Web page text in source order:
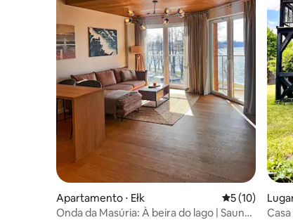
Apartamento ⋅ Ełk 5 de uma
5 (10)
Onda da Masúria: À beira do lago | Sauna |